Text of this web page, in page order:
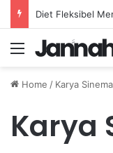
Menu
Home / Karya
Karya